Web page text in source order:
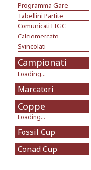
Programma Gare
Tabellini Partite
Comunicati FIGC
Calciomercato
Svincolati
Campionati
Loading...
Marcatori
Coppe
Loading...
Fossil Cup
Conad Cup